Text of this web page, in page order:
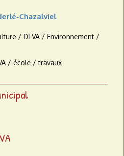
Chazalviel
DLVA
Environnement
école travaux